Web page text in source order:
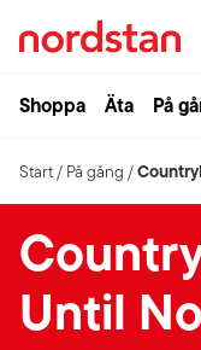
Shoppa Äta På
Start/ På gång /
Until